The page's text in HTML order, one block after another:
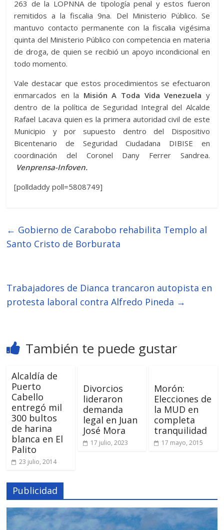
263 de la LOPNNA de tipología penal y estos fueron
remitidos a la fiscalia 9na. Del Ministerio Público. Se
mantuvo contacto permanente con la fiscalia vigésima
quinta del Ministerio Público con competencia en materia
de droga, de quien se recibió un apoyo incondicional en
todo momento.
Vale destacar que estos procedimientos se efectuaron
enmarcados en la Misión A Toda Vida Venezuela y
dentro de la política de Seguridad Integral del Alcalde
Rafael Lacava quien es la primera autoridad civil de este
Municipio y por supuesto dentro del Dispositivo
Bicentenario de Seguridad Ciudadana DIBISE en
coordinación del Coronel Dany Ferrer Sandrea.
Venprensa-Infoven.
[polldaddy poll=5808749]
← Gobierno de Carabobo rehabilita Templo al
Santo Cristo de Borburata
Trabajadores de Dianca trancaron autopista en
protesta laboral contra Alfredo Pineda →
También te puede gustar
Alcaldía de
Puerto
Cabello
entregó mil
300 bultos
de harina
blanca en El
Palito
23 julio, 2014
Divorcios
lideraron
demanda
legal en Juan
José Mora
17 julio, 2023
Morón:
Elecciones de
la MUD en
completa
tranquilidad
17 mayo, 2015
Publicidad